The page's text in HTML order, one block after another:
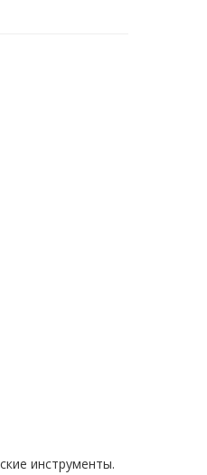
инструменты.